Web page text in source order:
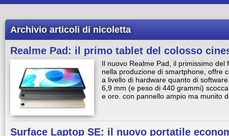
Archivio articoli di nicoletta
Realme Pad: il primo tablet del colosso
Il nuovo Realme Pad, il primissimo
nella produzione di smartphone, offre
a livello di hardware quanto di
6,9 mm (e peso di 440 grammi)
e oro. con pannello ampio ma munito
Surface Laptop SE: il nuovo portatile